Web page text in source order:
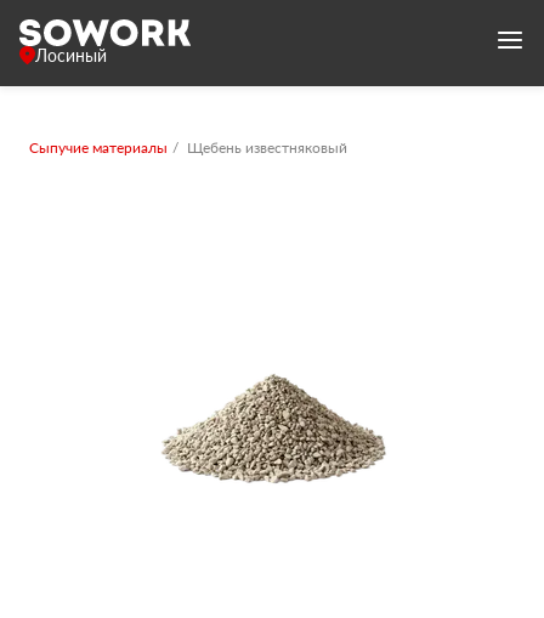
Лосиный
Сыпучие материалы Щебень известняковый